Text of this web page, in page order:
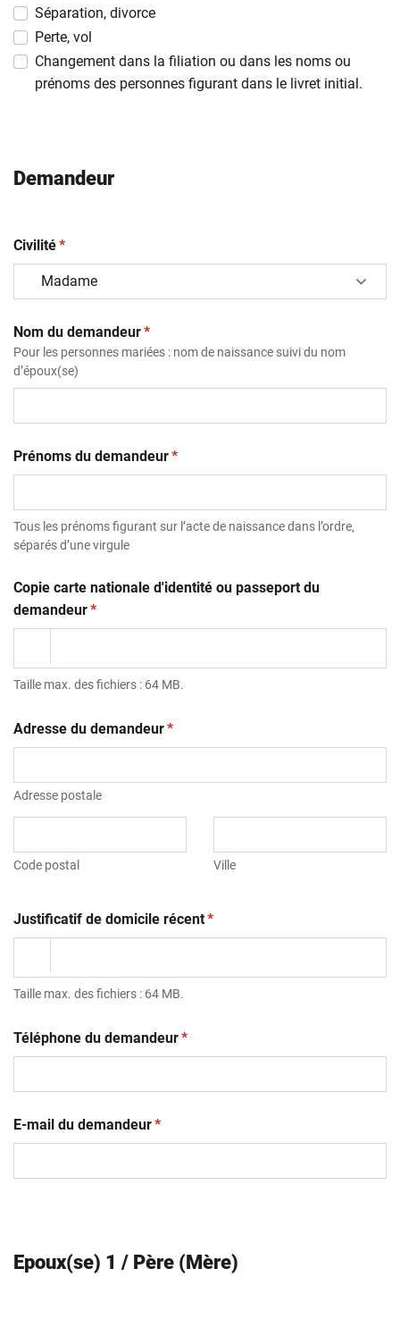
MM
slash
AAAA
Séparation, divorce
Perte, vol
Changement dans la filiation ou dans les noms ou
prénoms des personnes figurant dans le livret initial.
Demandeur
Civilité(obligatoire)
*
Nom du demandeur(obligatoire)
*
Pour les personnes mariées : nom de naissance suivi du nom
d’époux(se)
Prénoms du demandeur(obligatoire)
*
Tous les prénoms figurant sur l’acte de naissance dans l’ordre,
séparés d’une virgule
Copie carte nationale d'identité ou passeport du
demandeur(obligatoire)
*
Taille max. des fichiers : 64 MB.
Adresse du demandeur(obligatoire)
*
Adresse postale
Code postal Ville
Justificatif de domicile récent(obligatoire)
*
Taille max. des fichiers : 64 MB.
Téléphone du demandeur(obligatoire)
*
E-mail du demandeur(obligatoire)
*
Epoux(se) 1 / Père (Mère)